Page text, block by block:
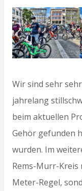
Wir sind sehr
jahrelang
beim aktuellen
Gehör gefunden
wurden. Im
Rems-Murr-Kreis
Meter-Regel,